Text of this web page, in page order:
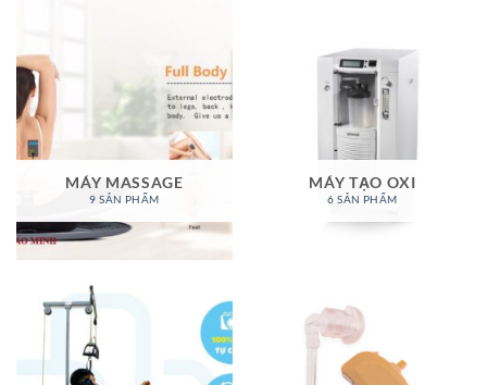
MÁY MASSAGE
9 SẢN PHẨM
MÁY TẠO OXI
6 SẢN PHẨM